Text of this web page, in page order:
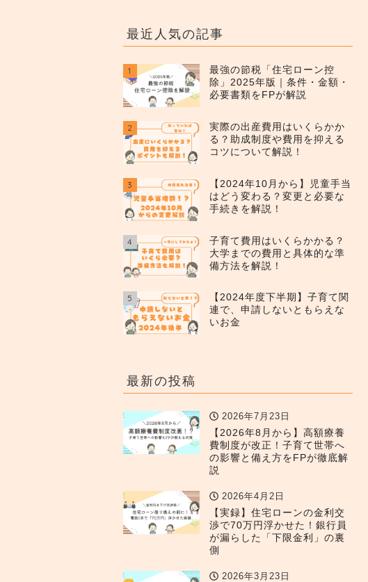
最近人気の記事
1
最強の節税「住宅ローン控
除」2025年版｜条件・金額・
必要書類をFPが解説
2
実際の出産費用はいくらかか
る？助成制度や費用を抑える
コツについて解説！
3
【2024年10月から】児童手当
はどう変わる？変更と必要な
手続きを解説！
4
子育て費用はいくらかかる？
大学までの費用と具体的な準
備方法を解説！
5
【2024年度下半期】子育て関
連で、申請しないともらえな
いお金
最新の投稿
2026年7月23日
【2026年8月から】高額療養
費制度が改正！子育て世帯へ
の影響と備え方をFPが徹底解
説
2026年4月2日
【実録】住宅ローンの金利交
渉で70万円浮かせた！銀行員
が漏らした「下限金利」の裏
側
2026年3月23日